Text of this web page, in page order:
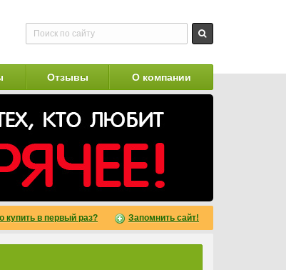
Отзывы О компании
купить в первый раз? Запомнить сайт!